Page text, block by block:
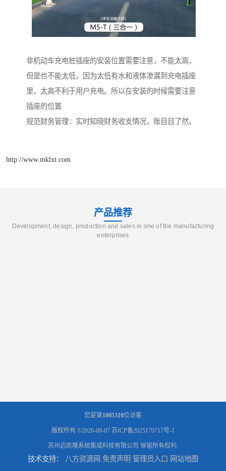
非机动车充电桩插座的安装位置需要注意，不能太高，
但是也不能太低，因为太低有水和液体渗漏到充电插座
里，太高不利于用户充电。所以在安装的时候需要注意
插座的位置
规范财务管理：实时知晓财务收支情况，账目目了然。
http://www.mklxt.com
产品推荐
Development, design, production and sales in one of the manufacturing
enterprises
您是第1005310位访客
版权所有 ©2026-08-07 苏ICP备2025170717号-1
苏州迈凯隆系统集成科技有限公司 保留所有权利.
技术支持： 八方资源网 免责声明 管理员入口 网站地图